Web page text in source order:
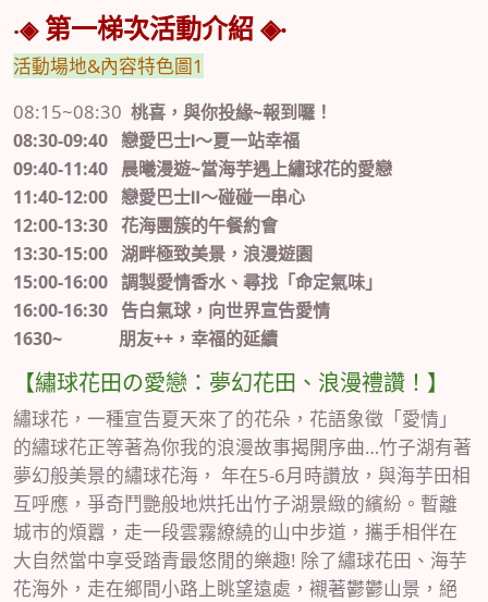
‧◈ 第一梯次活動介紹 ◈‧
活動場地&內容特色圖1
08:15~08:30 桃喜，與你投緣~報到囉！
08:30-09:40 戀愛巴士Ⅰ～夏一站幸福
09:40-11:40 晨曦漫遊~當海芋遇上繡球花的愛戀
11:40-12:00 戀愛巴士Ⅱ～碰碰一串心
12:00-13:30 花海團簇的午餐約會
13:30-15:00 湖畔極致美景，浪漫遊園
15:00-16:00 調製愛情香水、尋找「命定氣味」
16:00-16:30 告白氣球，向世界宣告愛情
1630~ 朋友++，幸福的延續
【繡球花田の愛戀：夢幻花田、浪漫禮讚！】
繡球花，一種宣告夏天來了的花朵，花語象徵「愛情」
的繡球花正等著為你我的浪漫故事揭開序曲…竹子湖有著
夢幻般美景的繡球花海， 年在5-6月時讚放，與海芋田相
互呼應，爭奇鬥艷般地烘托出竹子湖景緻的繽紛。暫離
城市的煩囂，走一段雲霧繚繞的山中步道，攜手相伴在
大自然當中享受踏青最悠閒的樂趣! 除了繡球花田、海芋
花海外，走在鄉間小路上眺望遠處，襯著鬱鬱山景，絕